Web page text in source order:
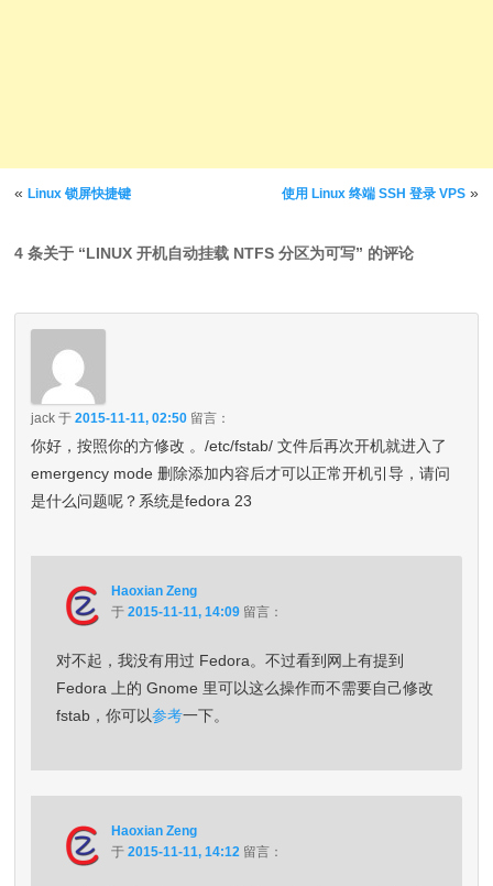
文章导航
«Linux 锁屏快捷键 使用 Linux 终端 SSH 登录 VPS»
4 条关于 “LINUX 开机自动挂载 NTFS 分区为可写” 的评论
jack 于2015-11-11, 02:50 留言：
你好，按照你的方修改 。/etc/fstab/ 文件后再次开机就进入了
emergency mode 删除添加内容后才可以正常开机引导，请问
是什么问题呢？系统是fedora 23
Haoxian Zeng
于2015-11-11, 14:09 留言：
对不起，我没有用过 Fedora。不过看到网上有提到
Fedora 上的 Gnome 里可以这么操作而不需要自己修改
fstab，你可以参考一下。
Haoxian Zeng
于2015-11-11, 14:12 留言：